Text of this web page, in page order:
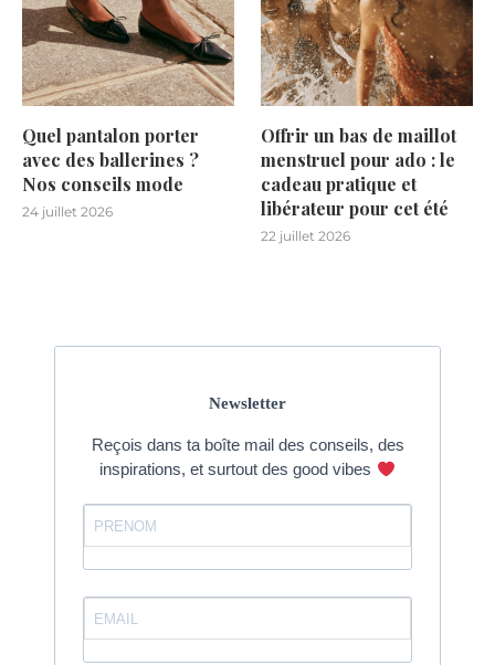
Quel pantalon porter
avec des ballerines ?
Nos conseils mode
24 juillet 2026
Offrir un bas de maillot
menstruel pour ado : le
cadeau pratique et
libérateur pour cet été
22 juillet 2026
Newsletter
Reçois dans ta boîte mail des conseils, des
inspirations, et surtout des good vibes